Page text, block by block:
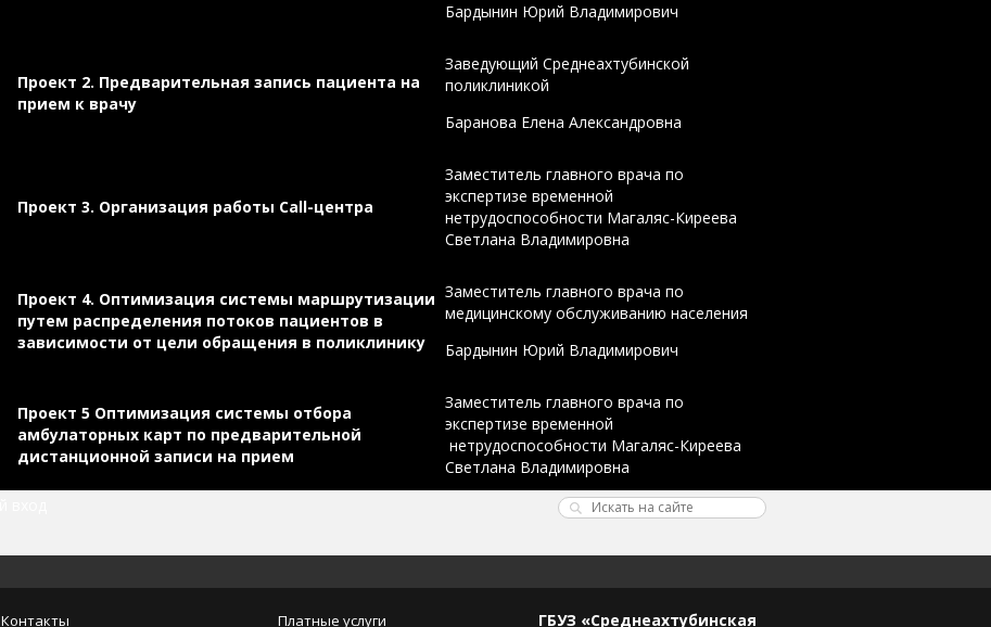
Бардынин Юрий Владимирович
Проект 2. Предварительная запись пациента на
прием к врачу
Заведующий Среднеахтубинской
поликлиникой
Баранова Елена Александровна
Проект 3. Организация работы Call-центра
Заместитель главного врача по
экспертизе временной
нетрудоспособности Магаляс-Киреева
Светлана Владимировна
Проект 4. Оптимизация системы маршрутизации
путем распределения потоков пациентов в
зависимости от цели обращения в поликлинику
Заместитель главного врача по
медицинскому обслуживанию населения
Бардынин Юрий Владимирович
Проект 5 Оптимизация системы отбора
амбулаторных карт по предварительной
дистанционной записи на прием
Заместитель главного врача по
экспертизе временной
нетрудоспособности Магаляс-Киреева
Светлана Владимировна
Контакты Платные услуги ГБУЗ «Среднеахтубинская